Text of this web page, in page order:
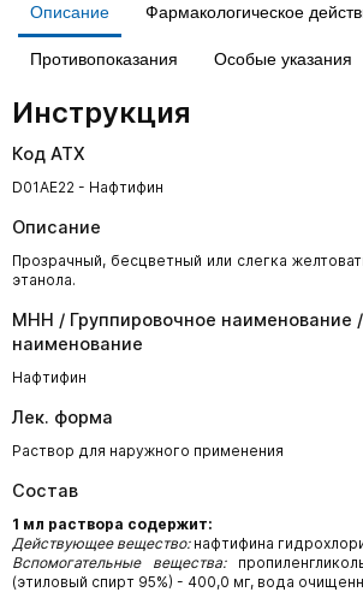
Описание Фармакологическое
Противопоказания Особые указания
Инструкция
Код АТХ
D01AE22 - Нафтифин
Описание
Прозрачный, бесцветный или слегка
этанола.
МНН / Группировочное наименование
наименование
Нафтифин
Лек. форма
Раствор для наружного применения
Состав
1 мл раствора содержит:
Действующее вещество:нафтифина
Вспомогательные вещества:
(этиловый спирт 95%) - 400,0 мг, вода